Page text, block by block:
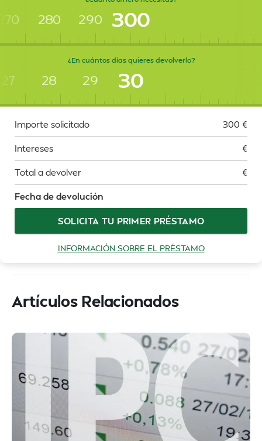
280 290 300
¿En cuántos días quieres devolverlo?
27 28 29 30
Importe solicitado 300 €
Intereses €
Total a devolver €
Fecha de devolución
SOLICITA TU PRIMER PRÉSTAMO
INFORMACIÓN SOBRE EL PRÉSTAMO
Artículos Relacionados